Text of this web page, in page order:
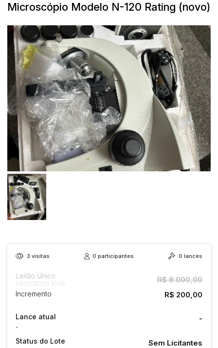
Microscópio Modelo N-120 Rating (novo)
3 visitas 0participantes 0 lances
Leilão Único
06/05/2026 10:00 R$ 8.000,00
Incremento R$ 200,00
Lance atual
-
-
Status do Lote Sem Licitantes